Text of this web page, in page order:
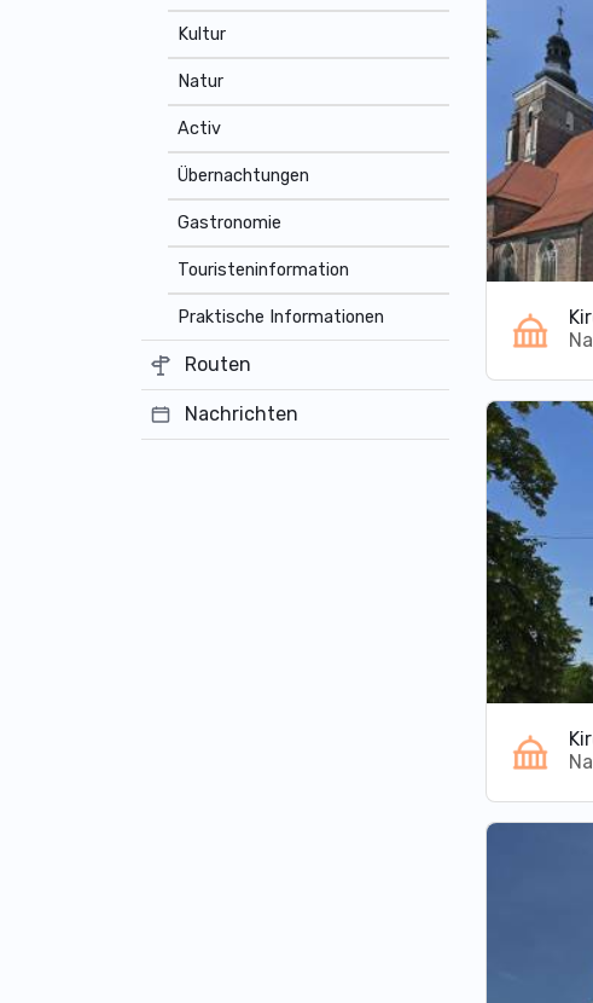
Kultur
Natur
Activ
Übernachtungen
Gastronomie
Touristeninformation
Praktische Informationen
Routen
Nachrichten